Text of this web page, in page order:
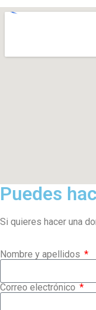
Puedes
Si quieres hacer una
Nombre y apellidos
Correo electrónico